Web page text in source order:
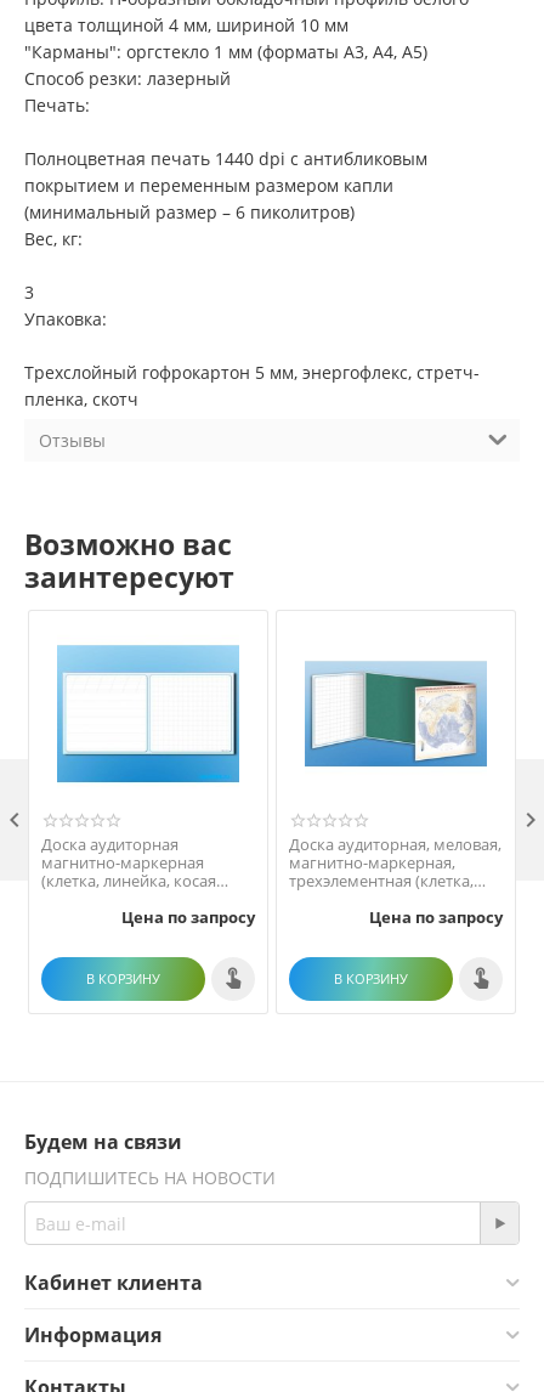
цвета толщиной 4 мм, шириной 10 мм
"Карманы": оргстекло 1 мм (форматы А3, А4, А5)
Способ резки: лазерный
Печать:
Полноцветная печать 1440 dpi с антибликовым
покрытием и переменным размером капли
(минимальный размер – 6 пиколитров)
Вес, кг:
3
Упаковка:
Трехслойный гофрокартон 5 мм, энергофлекс, стретч-
пленка, скотч
Отзывы
Возможно вас
заинтересуют
Доска аудиторная
магнитно-маркерная
(клетка, линейка, косая
Цена по запросу
В КОРЗИНУ
Доска аудиторная, меловая,
магнитно-маркерная,
трехэлементная (клетка,
мира) + комплект
КМ-1Доска аудиторная,
меловая, магнитно-
маркерная, трехэлементная
(клетка, линейка, пропись,
Цена по запросу
В КОРЗИНУ
 
Будем на связи
ПОДПИШИТЕСЬ НА НОВОСТИ
Кабинет клиента
Информация